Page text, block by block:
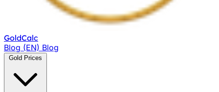
GoldCalc
Blog (EN) Blog
Gold Prices